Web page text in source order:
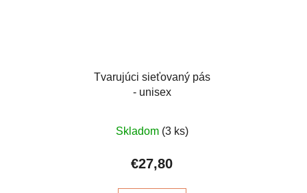
Tvarujúci sieťovaný pás
- unisex
Skladom (3 ks)
€27,80